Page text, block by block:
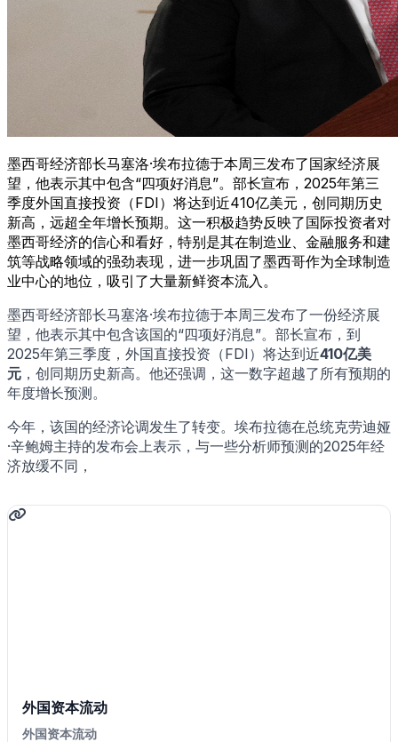
墨西哥经济部长马塞洛·埃布拉德于本周三发布了国家经济展
望，他表示其中包含“四项好消息”。部长宣布，2025年第三
季度外国直接投资（FDI）将达到近410亿美元，创同期历史
新高，远超全年增长预期。这一积极趋势反映了国际投资者对
墨西哥经济的信心和看好，特别是其在制造业、金融服务和建
筑等战略领域的强劲表现，进一步巩固了墨西哥作为全球制造
业中心的地位，吸引了大量新鲜资本流入。
墨西哥经济部长马塞洛·埃布拉德于本周三发布了一份经济展
望，他表示其中包含该国的“四项好消息”。部长宣布，到
2025年第三季度，外国直接投资（FDI）将达到近410亿美
元 ，创同期历史新高。他还强调，这一数字超越了所有预期的
年度增长预测。
今年，该国的经济论调发生了转变。埃布拉德在总统克劳迪娅
·辛鲍姆主持的发布会上表示，与一些分析师预测的2025年经
济放缓不同，
外国资本流动
外国资本流动